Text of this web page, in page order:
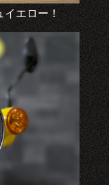
イエロー！